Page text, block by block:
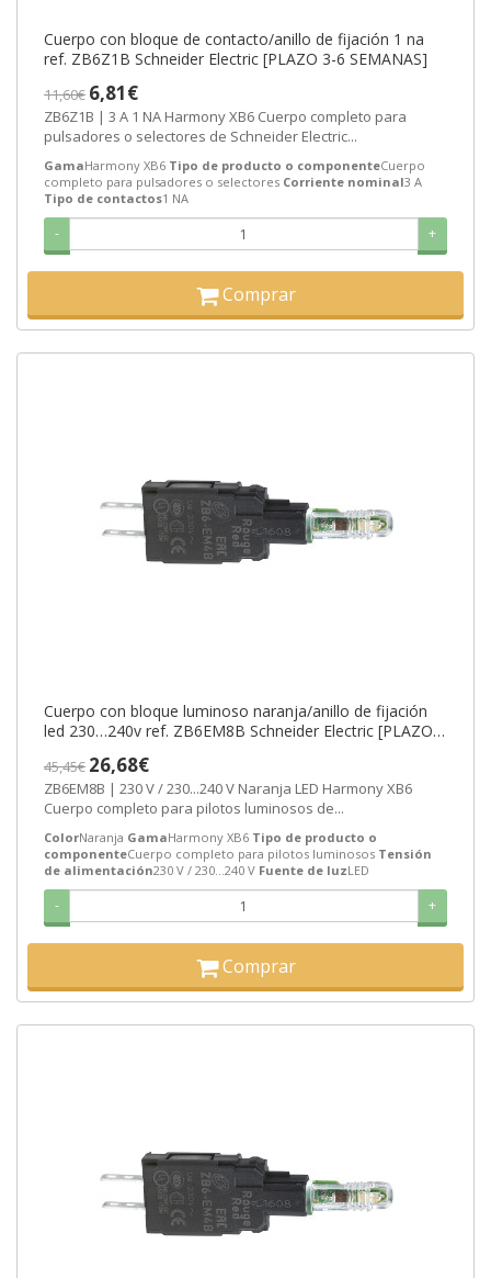
Cuerpo con bloque de contacto/anillo de fijación 1 na
ref. ZB6Z1B Schneider Electric [PLAZO 3-6 SEMANAS]
11,60€ 6,81€
ZB6Z1B | 3 A 1 NA Harmony XB6 Cuerpo completo para
pulsadores o selectores de Schneider Electric...
GamaHarmony XB6 Tipo de producto o componenteCuerpo
completo para pulsadores o selectores Corriente nominal3 A
Tipo de contactos1 NA
- +
Comprar
Cuerpo con bloque luminoso naranja/anillo de fijación
led 230…240v ref. ZB6EM8B Schneider Electric [PLAZO
45,45€ 26,68€
ZB6EM8B | 230 V / 230...240 V Naranja LED Harmony XB6
Cuerpo completo para pilotos luminosos de...
ColorNaranja GamaHarmony XB6 Tipo de producto o
componenteCuerpo completo para pilotos luminosos Tensión
de alimentación230 V / 230...240 V Fuente de luzLED
- +
Comprar